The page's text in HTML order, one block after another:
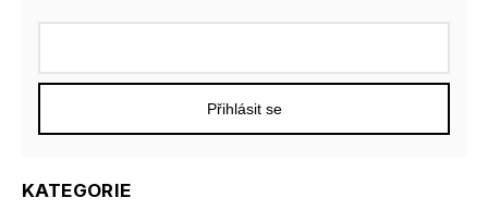
KATEGORIE
Přihlásit se